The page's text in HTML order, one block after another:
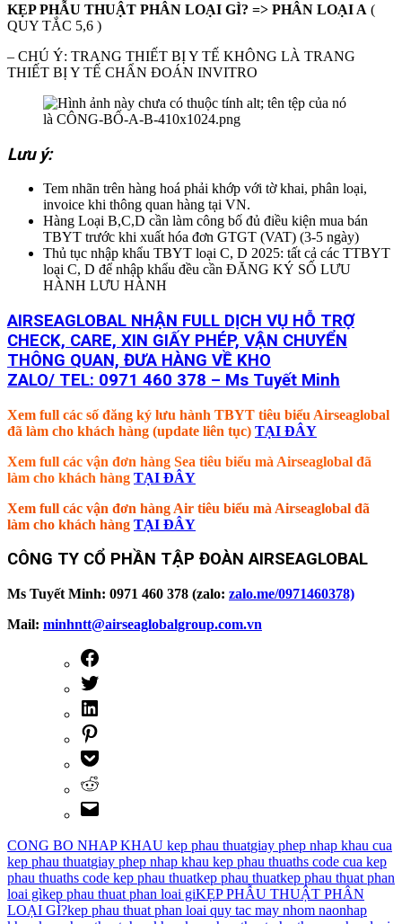
KẸP PHẪU THUẬT PHÂN LOẠI GÌ? => PHÂN LOẠI A (
QUY TẮC 5,6 )
– CHÚ Ý: TRANG THIẾT BỊ Y TẾ KHÔNG LÀ TRANG
THIẾT BỊ Y TẾ CHẨN ĐOÁN INVITRO
Lưu ý:
Tem nhãn trên hàng hoá phải khớp với tờ khai, phân loại,
invoice khi thông quan hàng tại VN.
Hàng Loại B,C,D cần làm công bố đủ điều kiện mua bán
TBYT trước khi xuất hóa đơn GTGT (VAT) (3-5 ngày)
Thủ tục nhập khẩu TBYT loại C, D 2025: tất cả các TTBYT
loại C, D để nhập khẩu đều cần ĐĂNG KÝ SỐ LƯU
HÀNH LƯU HÀNH
AIRSEAGLOBAL NHẬN FULL DỊCH VỤ HỖ TRỢ
CHECK, CARE, XIN GIẤY PHÉP, VẬN CHUYỂN
THÔNG QUAN, ĐƯA HÀNG VỀ KHO
ZALO/ TEL: 0971 460 378 – Ms Tuyết Minh
Xem full các số đăng ký lưu hành TBYT tiêu biểu Airseaglobal
đã làm cho khách hàng (update liên tục) TẠI ĐÂY
Xem full các vận đơn hàng Sea tiêu biểu mà Airseaglobal đã
làm cho khách hàng TẠI ĐÂY
Xem full các vận đơn hàng Air tiêu biểu mà Airseaglobal đã
làm cho khách hàng TẠI ĐÂY
CÔNG TY CỔ PHẦN TẬP ĐOÀN AIRSEAGLOBAL
Ms Tuyết Minh: 0971 460 378 (zalo: zalo.me/0971460378)
Mail: minhntt@airseaglobalgroup.com.vn
CONG BO NHAP KHAU kep phau thuatgiay phep nhap khau cua
kep phau thuatgiay phep nhap khau kep phau thuaths code cua kep
phau thuaths code kep phau thuatkep phau thuatkep phau thuat phan
loai gìkep phau thuat phan loai giKẸP PHẪU THUẬT PHÂN
LOẠI GÌ?kep phau thuat phan loai quy tac may nhom naonhap